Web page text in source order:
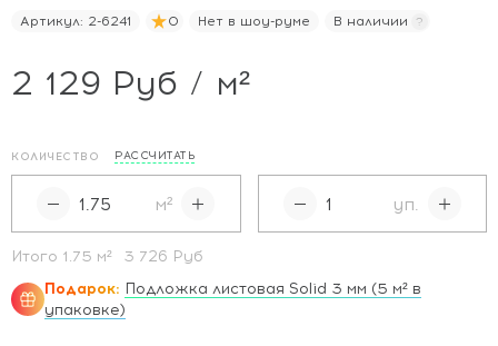
Артикул: 2-6241 0 Нет в шоу-руме В наличии
2 129 Руб / м²
КОЛИЧЕСТВО РАССЧИТАТЬ
м² уп.
Итого 1.75 м²
3 726 Руб
Подарок: Подложка листовая Solid 3 мм (5 м² в
упаковке)